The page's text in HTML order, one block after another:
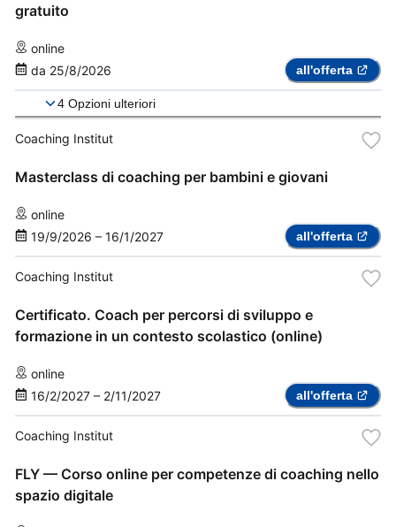
gratuito
online
da 25/8/2026 all'offerta
4 Opzioni ulteriori
Coaching Institut
Masterclass di coaching per bambini e giovani
online
19/9/2026 – 16/1/2027 all'offerta
Coaching Institut
Certificato. Coach per percorsi di sviluppo e
formazione in un contesto scolastico (online)
online
16/2/2027 – 2/11/2027 all'offerta
Coaching Institut
FLY — Corso online per competenze di coaching nello
spazio digitale